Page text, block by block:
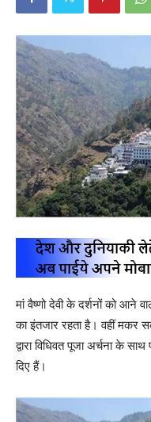
मां वैष्णो देवी के दर्शनों को आने
का इंतजार रहता है। वहीं मकर
द्वारा विधिवत पूजा अर्चना के
दिए हैं।